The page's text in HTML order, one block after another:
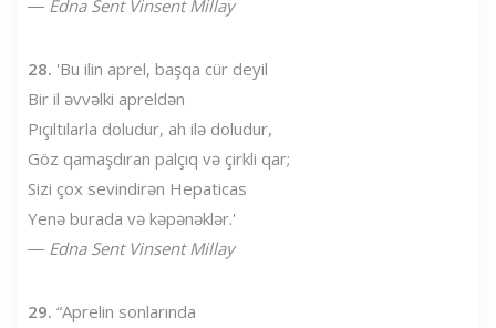
― Edna Sent Vinsent Millay
28. 'Bu ilin aprel, başqa cür deyil
Bir il əvvəlki apreldən
Pıçıltılarla doludur, ah ilə doludur,
Göz qamaşdıran palçıq və çirkli qar;
Sizi çox sevindirən Hepaticas
Yenə burada və kəpənəklər.'
― Edna Sent Vinsent Millay
29. “Aprelin sonlarında